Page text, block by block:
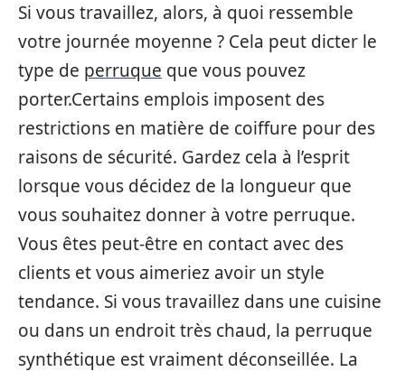
Si vous travaillez, alors, à quoi ressemble
votre journée moyenne ? Cela peut dicter le
type de perruque que vous pouvez
porter.Certains emplois imposent des
restrictions en matière de coiffure pour des
raisons de sécurité. Gardez cela à l’esprit
lorsque vous décidez de la longueur que
vous souhaitez donner à votre perruque.
Vous êtes peut-être en contact avec des
clients et vous aimeriez avoir un style
tendance. Si vous travaillez dans une cuisine
ou dans un endroit très chaud, la perruque
synthétique est vraiment déconseillée. La